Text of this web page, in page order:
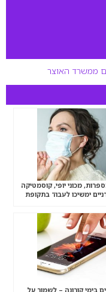
ממשרד האוצר
מכוני יופי, קוסמטיקה
ימשיכו לעבוד בתקופת
בימי קורונה – לשמור על